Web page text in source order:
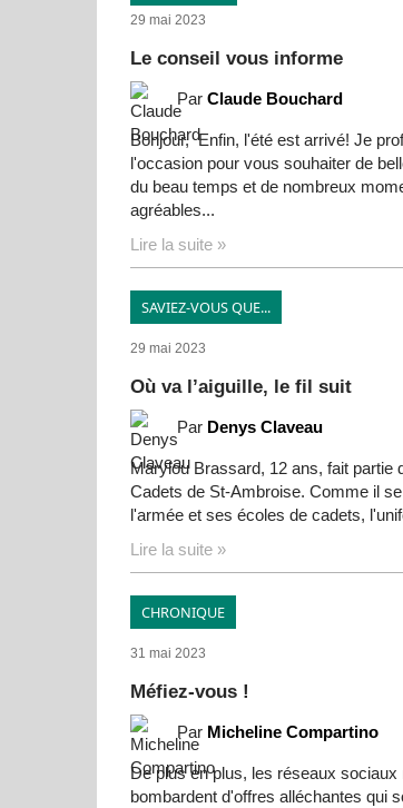
29 mai 2023
Le conseil vous informe
Par Claude Bouchard
Bonjour, Enfin, l'été est arrivé! Je
l'occasion pour vous souhaiter de
du beau temps et de nombreux
agréables...
Lire la suite »
SAVIEZ-VOUS QUE...
29 mai 2023
Où va l’aiguille, le fil suit
Par Denys Claveau
Marylou Brassard, 12 ans, fait partie
Cadets de St-Ambroise. Comme il
l'armée et ses écoles de cadets,
Lire la suite »
CHRONIQUE
31 mai 2023
Méfiez-vous !
Par Micheline Compartino
De plus en plus, les réseaux sociaux
bombardent d'offres alléchantes qui